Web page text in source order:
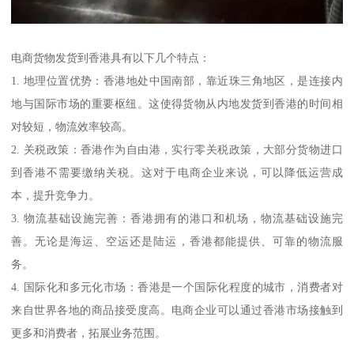
电商货物发货到香港具有以下几个特点：
1. 地理位置优势：香港地处中国南部，靠近珠三角地区，是连接内
地与国际市场的重要枢纽。这使得货物从内地发货到香港的时间相
对较短，物流效率较高。
2. 关税政策：香港作为自由港，实行零关税政策，大部分货物进口
到香港不需要缴纳关税。这对于电商企业来说，可以降低运营成
本，提升竞争力。
3. 物流基础设施完善：香港拥有的港口和机场，物流基础设施完
善。无论是海运、空运还是陆运，香港都能提供、可靠的物流服
务。
4. 国际化和多元化市场：香港是一个国际化程度的城市，消费者对
来自世界各地的商品接受度高。电商企业可以通过香港市场接触到
更多和消费者，拓展业务范围。